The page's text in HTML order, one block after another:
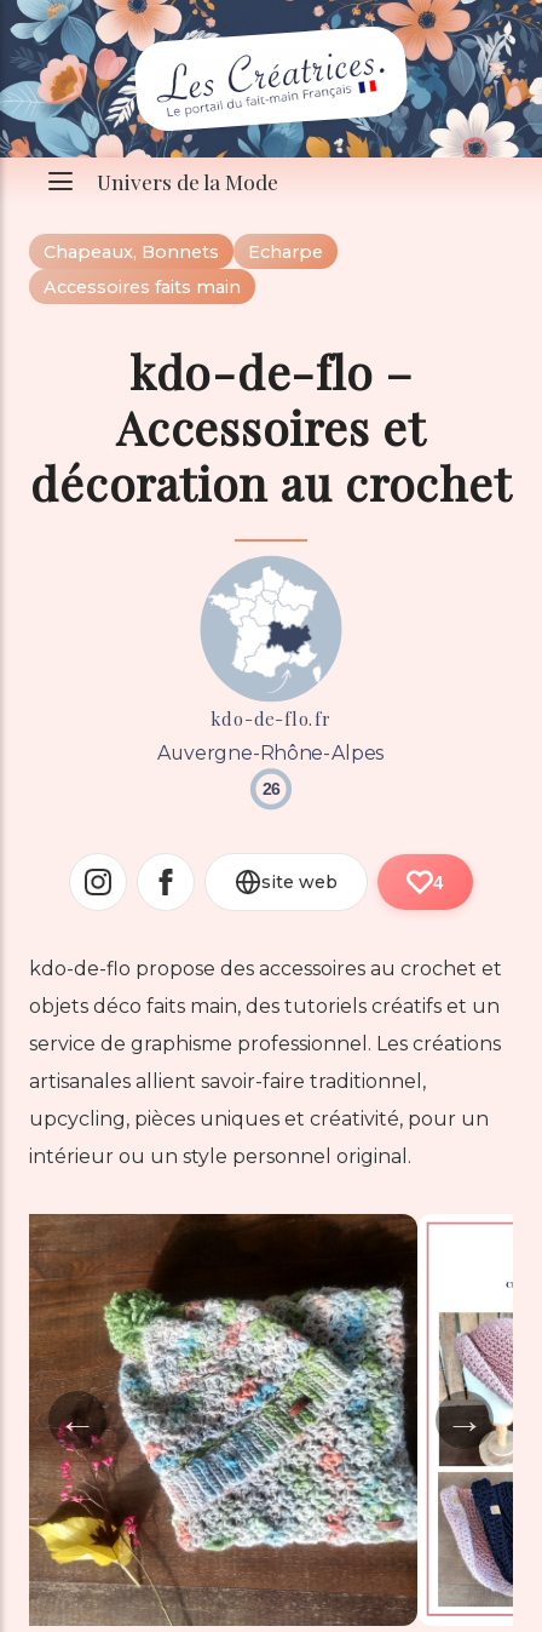
Univers de la Mode
Chapeaux, Bonnets
Echarpe
Accessoires faits main
kdo-de-flo –
Accessoires et
décoration au crochet
kdo-de-flo.fr
Auvergne-Rhône-Alpes
26
site web 4
kdo-de-flo propose des accessoires au crochet et
objets déco faits main, des tutoriels créatifs et un
service de graphisme professionnel. Les créations
artisanales allient savoir-faire traditionnel,
upcycling, pièces uniques et créativité, pour un
intérieur ou un style personnel original.
← →